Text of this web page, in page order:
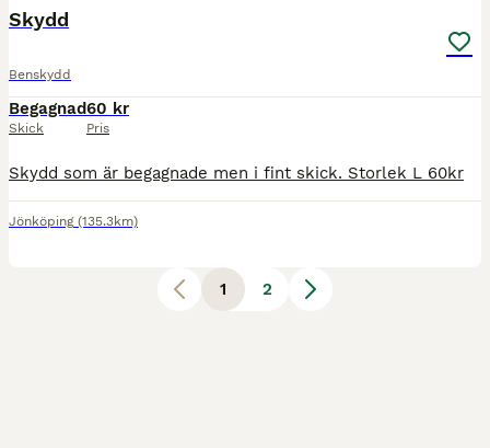
Skydd
Benskydd
Begagnad
Skick
60 kr
Pris
Skydd som är begagnade men i fint skick. Storlek L 60kr
Jönköping (135.3km)
1 2